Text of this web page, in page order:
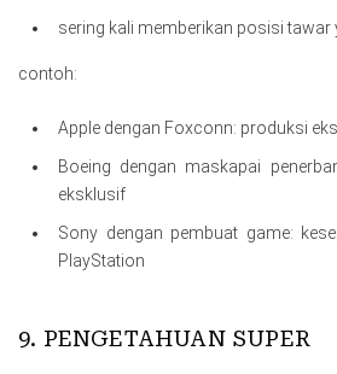
sering kali memberikan posisi tawar
contoh:
Apple dengan Foxconn: produksi
Boeing dengan maskapai
eksklusif
Sony dengan pembuat game:
PlayStation
9. PENGETAHUAN SUPER